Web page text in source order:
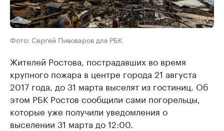
Фото: Сергей Пивоваров для РБК
Жителей Ростова, пострадавших во время
крупного пожара в центре города 21 августа
2017 года, до 31 марта выселят из гостиниц. Об
этом РБК Ростов сообщили сами погорельцы,
которые уже получили уведомления о
выселении 31 марта до 12:00.